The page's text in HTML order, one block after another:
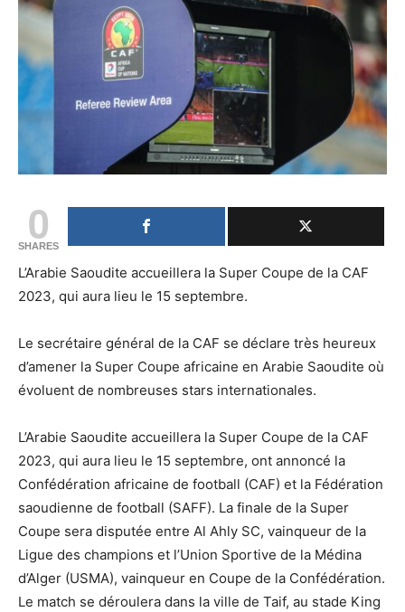
0
SHARES
L’Arabie Saoudite accueillera la Super Coupe de la CAF
2023, qui aura lieu le 15 septembre.
Le secrétaire général de la CAF se déclare très heureux
d’amener la Super Coupe africaine en Arabie Saoudite où
évoluent de nombreuses stars internationales.
L’Arabie Saoudite accueillera la Super Coupe de la CAF
2023, qui aura lieu le 15 septembre, ont annoncé la
Confédération africaine de football (CAF) et la Fédération
saoudienne de football (SAFF). La finale de la Super
Coupe sera disputée entre Al Ahly SC, vainqueur de la
Ligue des champions et l’Union Sportive de la Médina
d’Alger (USMA), vainqueur en Coupe de la Confédération.
Le match se déroulera dans la ville de Taif, au stade King